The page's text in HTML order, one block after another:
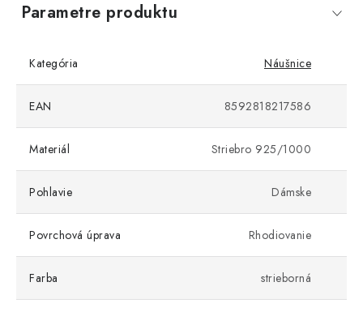
Parametre produktu
Kategória Náušnice
EAN 8592818217586
Materiál Striebro 925/1000
Pohlavie Dámske
Povrchová úprava Rhodiovanie
Farba strieborná